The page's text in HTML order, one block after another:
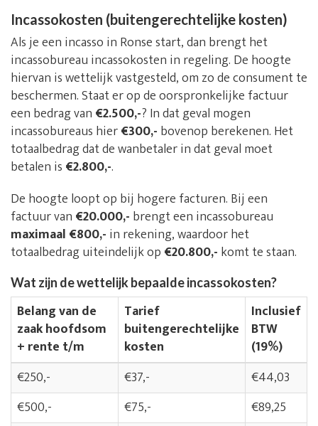
Incassokosten (buitengerechtelijke kosten)
Als je een incasso in Ronse start, dan brengt het
incassobureau incassokosten in regeling. De hoogte
hiervan is wettelijk vastgesteld, om zo de consument te
beschermen. Staat er op de oorspronkelijke factuur
een bedrag van €2.500,-? In dat geval mogen
incassobureaus hier€300,- bovenop berekenen. Het
totaalbedrag dat de wanbetaler in dat geval moet
betalen is €2.800,-.
De hoogte loopt op bij hogere facturen. Bij een
factuur van €20.000,- brengt een incassobureau
maximaal €800,- in rekening, waardoor het
totaalbedrag uiteindelijk op €20.800,- komt te staan.
Wat zijn de wettelijk bepaalde incassokosten?
Belang van de
zaak hoofdsom
+ rente t/m
Tarief
buitengerechtelijke
kosten
Inclusief
BTW
(19%)
€250,-
€37,-
€44,03
€500,-
€75,-
€89,25